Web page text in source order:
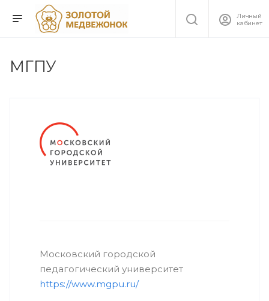
Личный
кабинет
МГПУ
Московский городской
педагогический университет
https://www.mgpu.ru/